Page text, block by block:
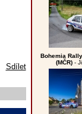
Sdílet
Bohemia
(MČR)-